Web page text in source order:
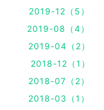
2019-12（5）
2019-08（4）
2019-04（2）
2018-12（1）
2018-07（2）
2018-03（1）